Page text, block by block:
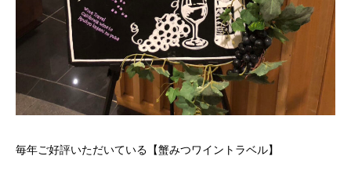
毎年ご好評いただいている【蟹みつワイントラベル】